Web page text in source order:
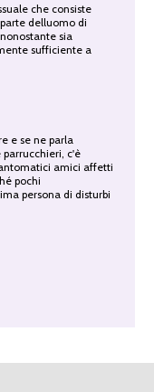
che consiste
delluomo di
sia
sufficiente a
e se ne parla
c'è
amici affetti
pochi
persona di disturbi